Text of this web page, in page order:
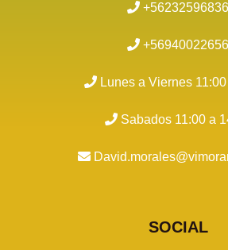
+56232596836
+56940022656
Lunes a Viernes
Sabados 11:00 a
SOCIAL